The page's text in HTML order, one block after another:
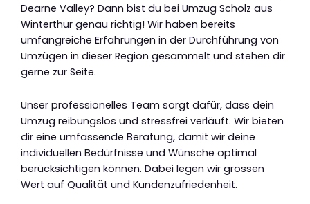
Dearne Valley? Dann bist du bei Umzug Scholz aus
Winterthur genau richtig! Wir haben bereits
umfangreiche Erfahrungen in der Durchführung von
Umzügen in dieser Region gesammelt und stehen dir
gerne zur Seite.
Unser professionelles Team sorgt dafür, dass dein
Umzug reibungslos und stressfrei verläuft. Wir bieten
dir eine umfassende Beratung, damit wir deine
individuellen Bedürfnisse und Wünsche optimal
berücksichtigen können. Dabei legen wir grossen
Wert auf Qualität und Kundenzufriedenheit.